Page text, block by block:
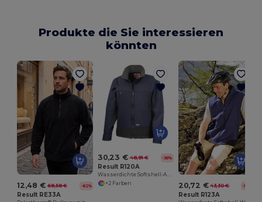
Produkte die Sie interessieren
könnten
12,48 € 68,58 € -82%
Result RE33A
30,23 € 48,91 € -38%
Result R120A
Wasserdichte Softshell-Aktivjacke mit Daumenschlaufe
+2 Farben
20,72 € 43,30 € -52%
Result R123A